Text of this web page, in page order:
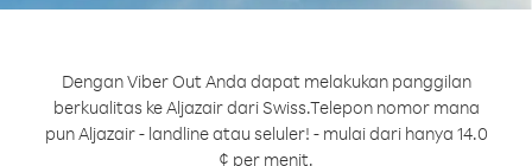
Dengan Viber Out Anda dapat melakukan panggilan
berkualitas ke Aljazair dari Swiss.Telepon nomor mana
pun Aljazair - landline atau seluler! - mulai dari hanya 14.0
¢ per menit.